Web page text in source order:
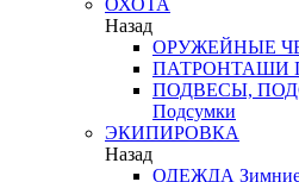
ОХОТА
Назад
ОРУЖЕЙНЫЕ
ПАТРОНТАШИ
ПОДВЕСЫ,
Подсумки
ЭКИПИРОВКА
Назад
ОДЕЖДА